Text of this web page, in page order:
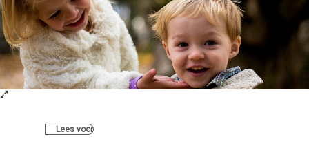
Lees voor